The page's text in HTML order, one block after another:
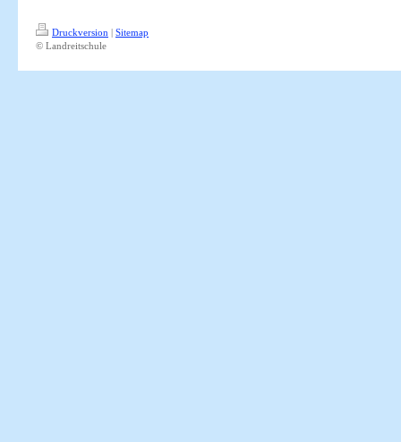
Druckversion | Sitemap
© Landreitschule